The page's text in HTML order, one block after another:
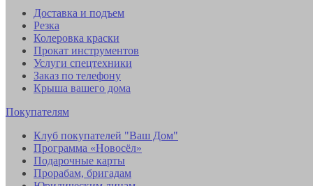
Доставка и подъем
Резка
Колеровка краски
Прокат инструментов
Услуги спецтехники
Заказ по телефону
Крыша вашего дома
Покупателям
Клуб покупателей "Ваш Дом"
Программа «Новосёл»
Подарочные карты
Прорабам, бригадам